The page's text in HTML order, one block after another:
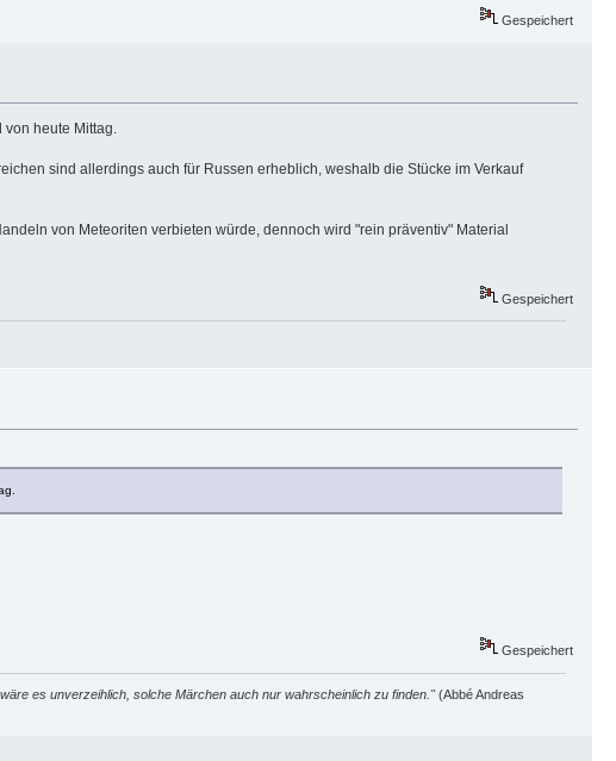
Gespeichert
heute Mittag.
sind allerdings auch für Russen erheblich, weshalb die Stücke im Verkauf
von Meteoriten verbieten würde, dennoch wird "rein präventiv" Material
Gespeichert
Gespeichert
es unverzeihlich, solche Märchen auch nur wahrscheinlich zu finden."(Abbé Andreas